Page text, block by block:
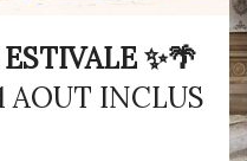
✨🌴
AOUT INCLUS